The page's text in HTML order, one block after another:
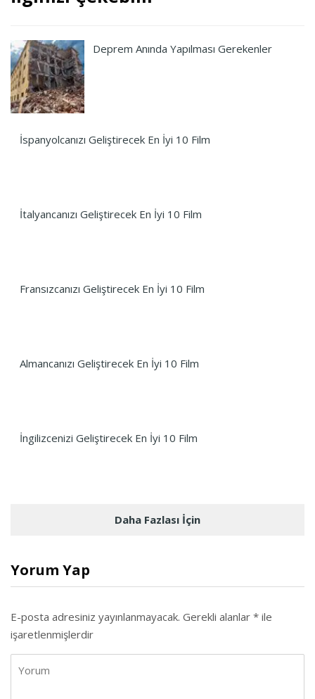
Deprem Anında Yapılması Gerekenler
İspanyolcanızı Geliştirecek En İyi 10 Film
İtalyancanızı Geliştirecek En İyi 10 Film
Fransızcanızı Geliştirecek En İyi 10 Film
Almancanızı Geliştirecek En İyi 10 Film
İngilizcenizi Geliştirecek En İyi 10 Film
Daha Fazlası İçin
Yorum Yap
E-posta adresiniz yayınlanmayacak. Gerekli alanlar * ile
işaretlenmişlerdir